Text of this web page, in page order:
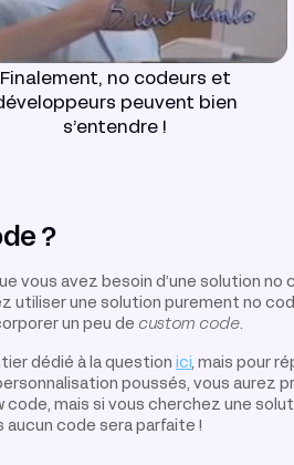
Finalement, no codeurs et
peuvent bien
s’entendre !
?
vous avez besoin d’une solution no
utiliser une solution purement no
un peu de custom code.
dédié à la question ici, mais pour
poussés, vous aurez
code, mais si vous cherchez une
aucun code sera parfaite !